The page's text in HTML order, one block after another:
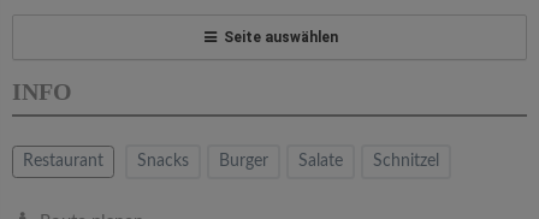
Seite auswählen
INFO
Restaurant Snacks Burger Salate Schnitzel
a
v